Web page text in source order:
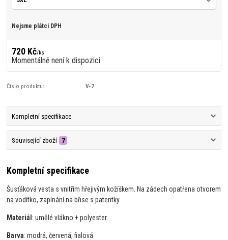
Nejsme plátci DPH
720 Kč/ks
Momentálně není k dispozici
Číslo produktu: V-7
Kompletní specifikace
Související zboží 7
Kompletní specifikace
Šusťáková vesta s vnitřím hřejivým kožíškem. Na zádech opatřena otvorem
na vodítko, zapínání na břise s patentky.
Materiál: umělé vlákno + polyester
Barva: modrá, červená, fialová